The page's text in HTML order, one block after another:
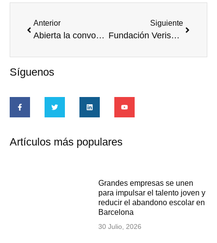
Anterior
Abierta la convocatoria de los Premios Fundación DomusVi 2026
Siguiente
Fundación Verisure y Factoría F5 impulsan una sesión para inspirar y acompañar nuevos comienzos
Síguenos
Artículos más populares
Grandes empresas se unen
para impulsar el talento joven y
reducir el abandono escolar en
Barcelona
30 Julio, 2026